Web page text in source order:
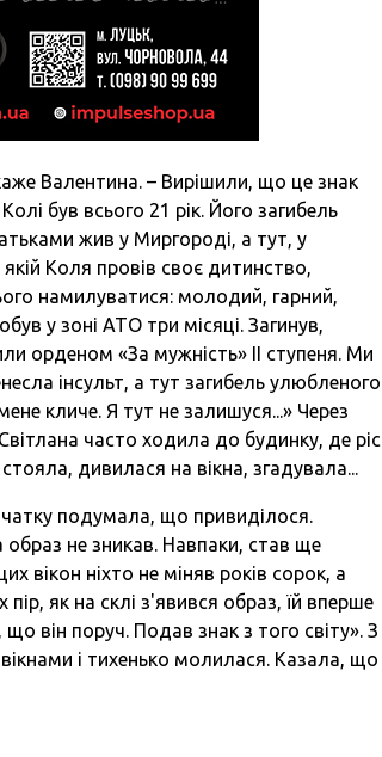
Валентина. – Вирішили, що це знак
був всього 21 рік. Його загибель
жив у Миргороді, а тут, у
Коля провів своє дитинство,
намилуватися: молодий, гарний,
у зоні АТО три місяці. Загинув,
орденом «За мужність» II ступеня. Ми
інсульт, а тут загибель улюбленого
кличе. Я тут не залишуся...» Через
часто ходила до будинку, де ріс
дивилася на вікна, згадувала...
подумала, що привиділося.
не зникав. Навпаки, став ще
вікон ніхто не міняв років сорок, а
як на склі з'явився образ, їй вперше
він поруч. Подав знак з того світу». З
і тихенько молилася. Казала, що